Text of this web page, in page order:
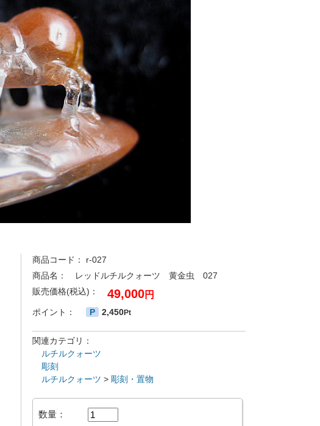
商品コード：
r-027
商品名：
レッドルチルクォーツ 黄金虫 027
販売価格(税込)：
49,000円
ポイント： P 2,450Pt
関連カテゴリ：
ルチルクォーツ
彫刻
ルチルクォーツ > 彫刻・置物
数量：